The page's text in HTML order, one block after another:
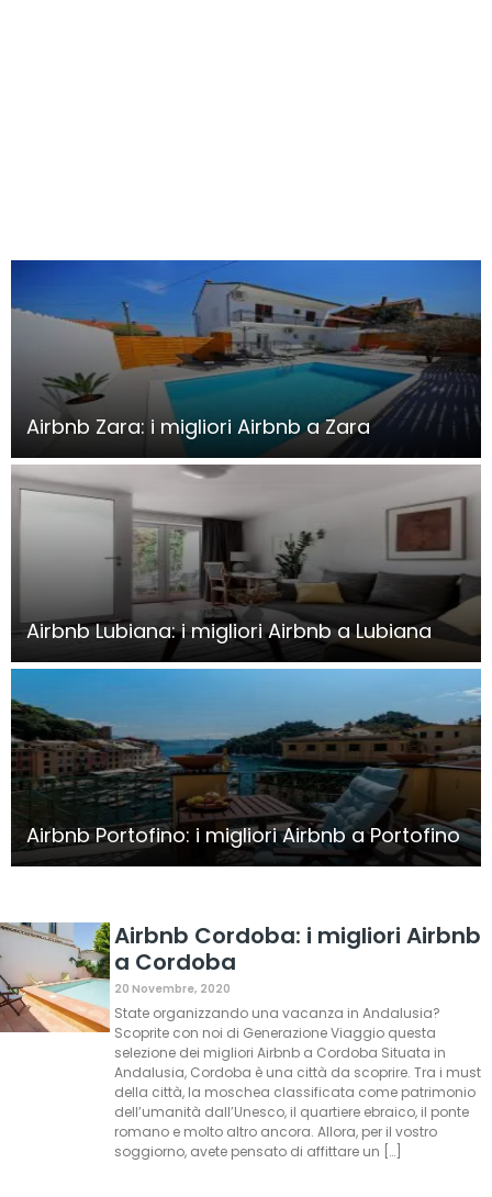
Airbnb Zara: i migliori Airbnb a Zara
Airbnb Lubiana: i migliori Airbnb a Lubiana
Airbnb Portofino: i migliori Airbnb a Portofino
Airbnb Cordoba: i migliori Airbnb
a Cordoba
20 Novembre, 2020
State organizzando una vacanza in Andalusia?
Scoprite con noi di Generazione Viaggio questa
selezione dei migliori Airbnb a Cordoba Situata in
Andalusia, Cordoba è una città da scoprire. Tra i must
della città, la moschea classificata come patrimonio
dell’umanità dall’Unesco, il quartiere ebraico, il ponte
romano e molto altro ancora. Allora, per il vostro
soggiorno, avete pensato di affittare un […]